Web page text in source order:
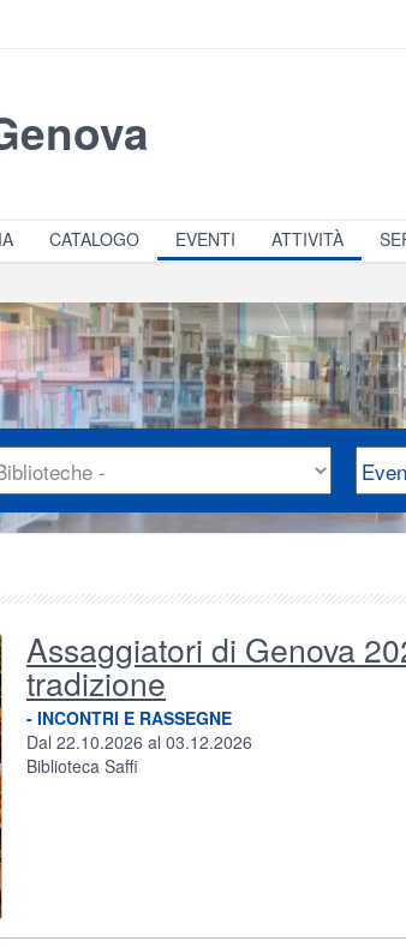
CATALOGO EVENTI ATTIVITÀ
Foto del Contenuto
Assaggiatori di Genova
tradizione
- INCONTRI E RASSEGNE
Dal 22.10.2026 al 03.12.2026
Biblioteca Saffi